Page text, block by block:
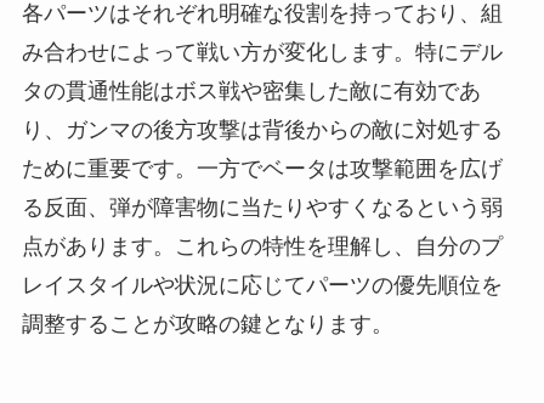
各パーツはそれぞれ明確な役割を持っており、組
み合わせによって戦い方が変化します。特にデル
タの貫通性能はボス戦や密集した敵に有効であ
り、ガンマの後方攻撃は背後からの敵に対処する
ために重要です。一方でベータは攻撃範囲を広げ
る反面、弾が障害物に当たりやすくなるという弱
点があります。これらの特性を理解し、自分のプ
レイスタイルや状況に応じてパーツの優先順位を
調整することが攻略の鍵となります。